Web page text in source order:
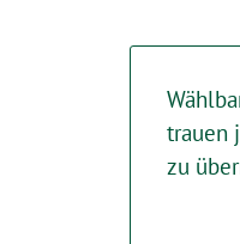
trauen
zu